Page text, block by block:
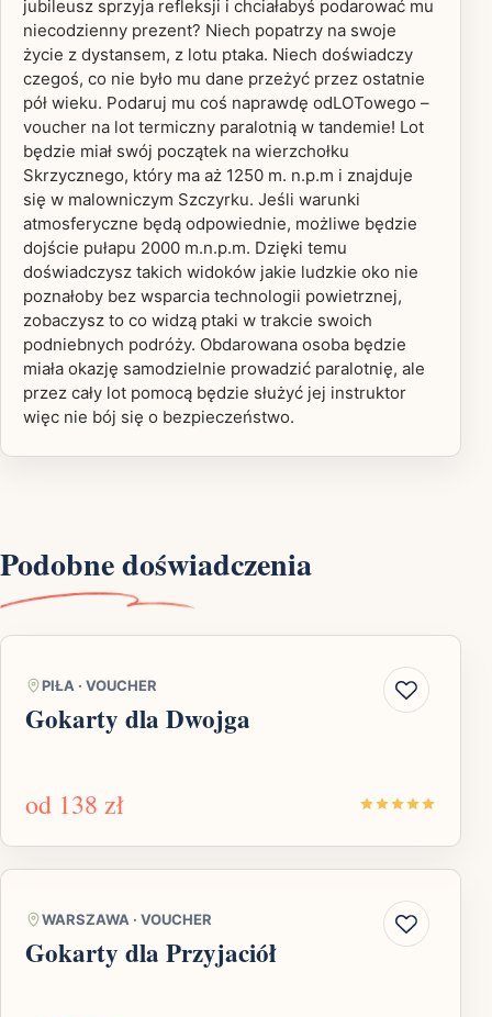
jubileusz sprzyja refleksji i chciałabyś podarować mu
niecodzienny prezent? Niech popatrzy na swoje
życie z dystansem, z lotu ptaka. Niech doświadczy
czegoś, co nie było mu dane przeżyć przez ostatnie
pół wieku. Podaruj mu coś naprawdę odLOTowego –
voucher na lot termiczny paralotnią w tandemie! Lot
będzie miał swój początek na wierzchołku
Skrzycznego, który ma aż 1250 m. n.p.m i znajduje
się w malowniczym Szczyrku. Jeśli warunki
atmosferyczne będą odpowiednie, możliwe będzie
dojście pułapu 2000 m.n.p.m. Dzięki temu
doświadczysz takich widoków jakie ludzkie oko nie
poznałoby bez wsparcia technologii powietrznej,
zobaczysz to co widzą ptaki w trakcie swoich
podniebnych podróży. Obdarowana osoba będzie
miała okazję samodzielnie prowadzić paralotnię, ale
przez cały lot pomocą będzie służyć jej instruktor
więc nie bój się o bezpieczeństwo.
Podobne doświadczenia
PIŁA · VOUCHER
Gokarty dla Dwojga
od 138 zł
WARSZAWA · VOUCHER
Gokarty dla Przyjaciół